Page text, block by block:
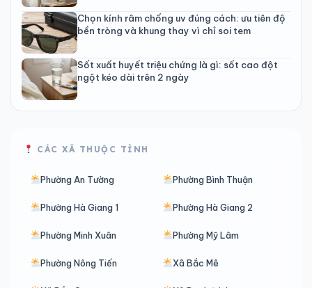
Chọn kính râm chống uv đúng cách: ưu tiên độ
bền tròng và khung thay vì chỉ soi tem
Sốt xuất huyết triệu chứng là gì: sốt cao đột
ngột kéo dài trên 2 ngày
CÁC XÃ THUỘC TỈNH
Phường An Tường Phường Bình Thuận
Phường Hà Giang 1 Phường Hà Giang 2
Phường Minh Xuân Phường Mỹ Lâm
Phường Nông Tiến Xã Bắc Mê